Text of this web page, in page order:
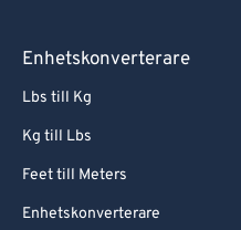
Enhetskonverterare
Lbs till Kg
Kg till Lbs
Feet till Meters
Enhetskonverterare